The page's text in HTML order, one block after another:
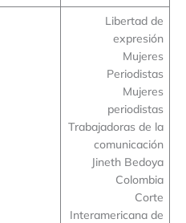
Libertad de
expresión
Mujeres
Periodistas
Mujeres
periodistas
Trabajadoras de la
comunicación
Jineth Bedoya
Colombia
Corte
Interamericana de